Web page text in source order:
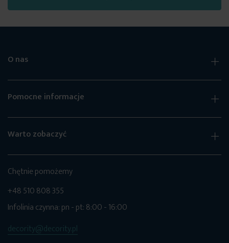
O nas
Pomocne informacje
Warto zobaczyć
Chętnie pomożemy
+48 510 808 355
Infolinia czynna: pn - pt: 8:00 - 16:00
decority@decority.pl